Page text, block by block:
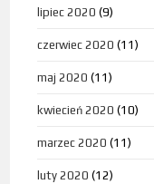
lipiec 2020 (9)
czerwiec 2020 (11)
maj 2020 (11)
kwiecień 2020 (10)
marzec 2020 (11)
luty 2020 (12)